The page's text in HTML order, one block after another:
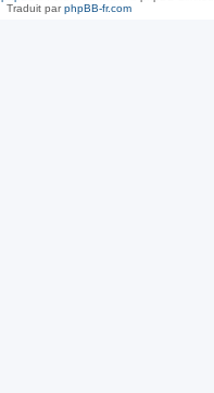
Traduit parphpBB-fr.com